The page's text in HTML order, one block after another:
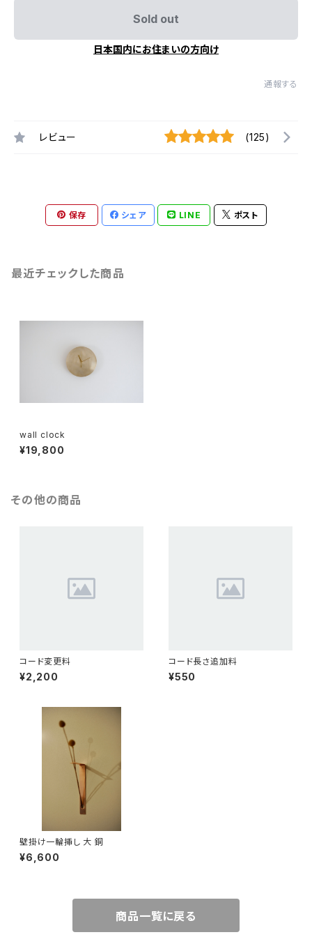
Sold out
日本国内にお住まいの方向け
通報する
レビュー (125)
保存 シェア LINE ポスト
最近チェックした商品
wall clock
¥19,800
その他の商品
コード変更料
¥2,200
コード長さ追加料
¥550
壁掛け一輪挿し 大 銅
¥6,600
商品一覧に戻る